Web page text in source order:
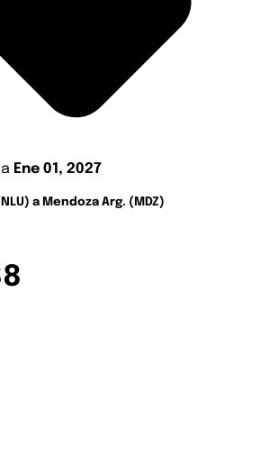
a Ene 01, 2027
a Mendoza Arg. (MDZ)